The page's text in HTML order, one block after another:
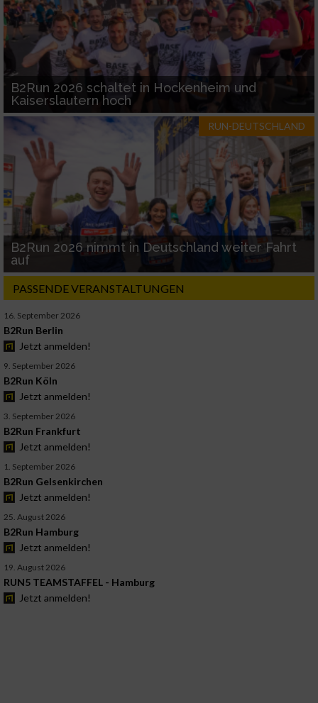
B2Run 2026 schaltet in Hockenheim und
Kaiserslautern hoch
RUN-DEUTSCHLAND
B2Run 2026 nimmt in Deutschland weiter Fahrt
auf
PASSENDE VERANSTALTUNGEN
16. September 2026
B2Run Berlin
Jetzt anmelden!
9. September 2026
B2Run Köln
Jetzt anmelden!
3. September 2026
B2Run Frankfurt
Jetzt anmelden!
1. September 2026
B2Run Gelsenkirchen
Jetzt anmelden!
25. August 2026
B2Run Hamburg
Jetzt anmelden!
19. August 2026
RUN5 TEAMSTAFFEL - Hamburg
Jetzt anmelden!